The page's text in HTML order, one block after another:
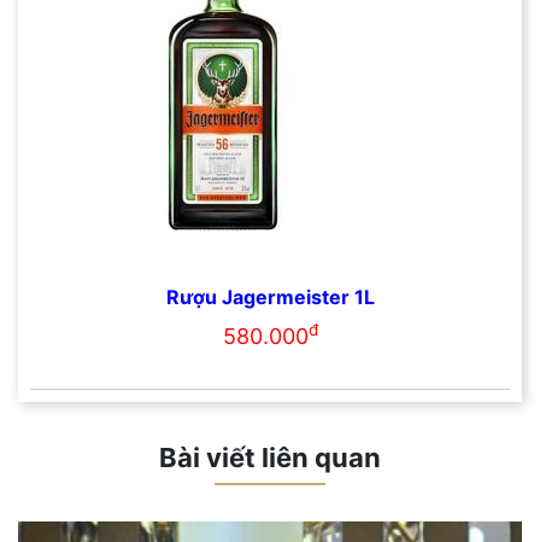
Rượu Jagermeister 1L
580.000đ
Bài viết liên quan